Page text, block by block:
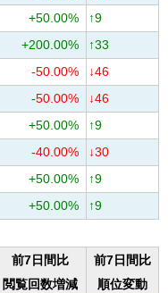
+50.00%
↑9
+200.00%
↑33
-50.00%
↓46
-50.00%
↓46
+50.00%
↑9
-40.00%
↓30
+50.00%
↑9
+50.00% ↑9
前7日間比
閲覧回数増減
前7日間比
順位変動